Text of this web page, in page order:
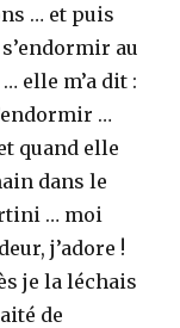
… et puis
au
elle m’a dit :
…
quand elle
dans le
… moi
j’adore !
je la léchais
de